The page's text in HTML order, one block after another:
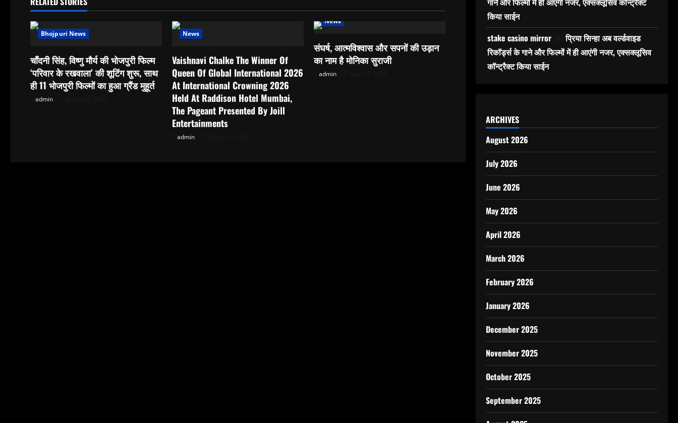
a
i
g
a
Bhojpuri News
चाँदनी सिंह, विष्णु मौर्य की भोजपुरी फिल्म
‘परिवार के रखवाला’ की शूटिंग शुरू, साथ
ही 11 भोजपुरी फिल्मों का हुआ ग्रैंड मुहूर्त
admin
News
Vaishnavi Chalke The Winner Of
Queen Of Global International 2026
At International Crowning 2026
Held At Raddison Hotel Mumbai,
The Pageant Presented By Joill
Entertainments
admin
News
संघर्ष, आत्मविश्वास और सपनों की उड़ान
का नाम है मोनिका सुराजी
admin
किया साईन
stake casino mirroronप्रिया सिन्हा अब वर्ल्डवाइड
रिकॉर्ड्स के गाने और फिल्मों में ही आएंगी नजर, एक्सक्लूसिव
कॉन्ट्रैक्ट किया साईन
ARCHIVES
August 2026
July 2026
June 2026
May 2026
April 2026
March 2026
February 2026
January 2026
December 2025
November 2025
October 2025
September 2025